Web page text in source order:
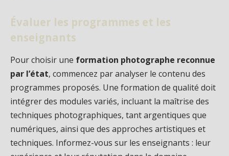
Évaluer les programmes et les
enseignants
Pour choisir une formation photographe reconnue
par l’état, commencez par analyser le contenu des
programmes proposés. Une formation de qualité doit
intégrer des modules variés, incluant la maîtrise des
techniques photographiques, tant argentiques que
numériques, ainsi que des approches artistiques et
techniques. Informez-vous sur les enseignants : leur